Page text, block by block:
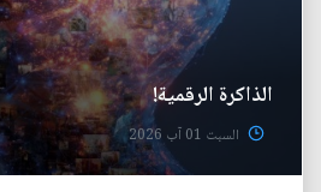
الذاكرة الرقمية!
السبت 01 آب 2026